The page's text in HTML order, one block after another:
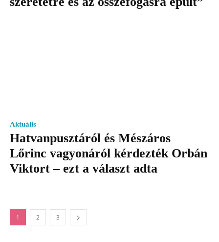
Aktuális
Hatvanpusztáról és Mészáros
Lőrinc vagyonáról kérdezték Orbán
Viktort – ezt a választ adta
1 2 3